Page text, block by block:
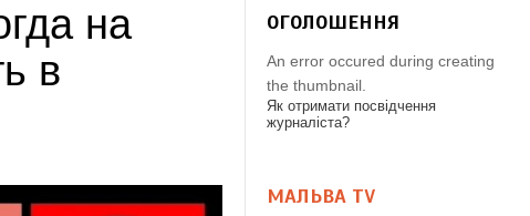
на
в
ОГОЛОШЕННЯ
An error occured during creating
the thumbnail.
Як отримати посвідчення
журналіста?
МАЛЬВА TV